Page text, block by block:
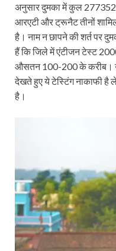
अनुसार दुमका में कुल 277352
आरएटी और ट्रूनैट तीनों
है। नाम न छापने की शर्त पर
हैं कि जिले में एंटीजन टेस्ट
औसतन 100-200 के करीब।
देखते हुए ये टेस्टिंग नाकाफी है
है।